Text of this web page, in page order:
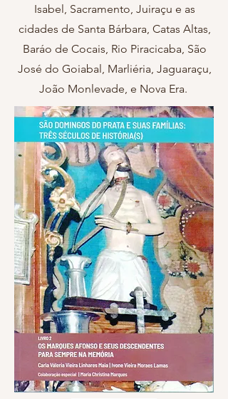
Isabel, Sacramento, Juiraçu e as
cidades de Santa Bárbara, Catas Altas,
Baráo de Cocais, Rio Piracicaba, São
José do Goiabal, Marliéria, Jaguaraçu,
João Monlevade, e Nova Era.